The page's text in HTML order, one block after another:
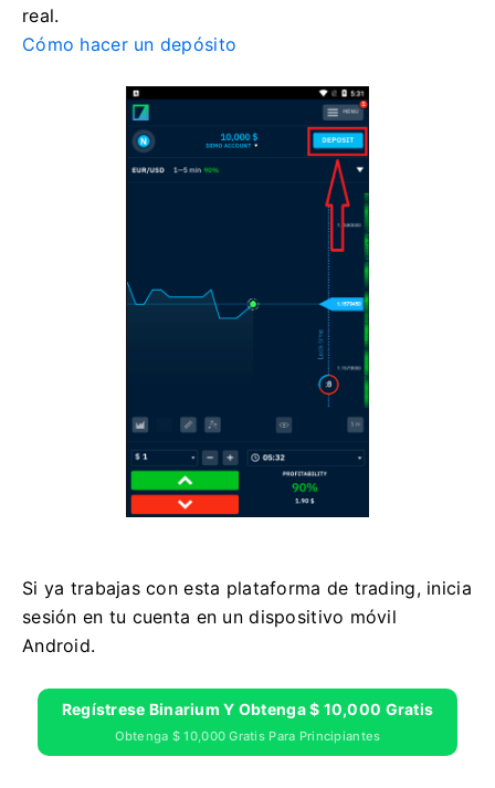
real.
Cómo hacer un depósito
Si ya trabajas con esta plataforma de trading, inicia
sesión en tu cuenta en un dispositivo móvil
Android.
Regístrese Binarium Y Obtenga $ 10,000 Gratis
Obtenga $ 10,000 Gratis Para Principiantes